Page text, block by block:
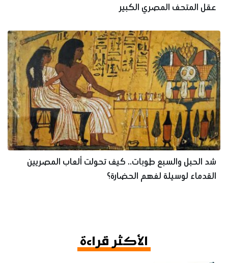
عقل المتحف المصري الكبير
شد الحبل والسبع طوبات.. كيف تحولت ألعاب المصريين
القدماء لوسيلة لفهم الحضارة؟
الأكثر قراءة